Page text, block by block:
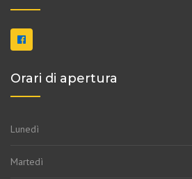
Orari di apertura
Lunedì
Martedì